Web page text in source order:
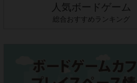
人気ボードゲーム
総合おすすめランキング